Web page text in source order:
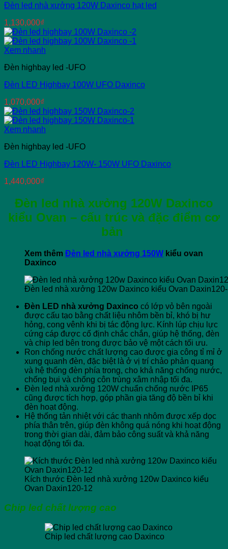
Đèn led nhà xưởng 120W Daxinco hạt led
1,130,000₫
Xem nhanh
Đèn highbay led -UFO
Đèn LED Highbay 100W UFO Daxinco
1,070,000₫
Xem nhanh
Đèn highbay led -UFO
Đèn LED Highbay 120W- 150W UFO Daxinco
1,440,000₫
Đèn led nhà xưởng 120W Daxinco
kiểu Ovan – cấu trúc và đặc điểm cơ
bản
Xem thêm Đèn led nhà xưởng 150W kiểu ovan
Daxinco
Đèn led nhà xưởng 120w Daxinco kiểu Ovan
Đèn LED nhà xưởng Daxinco có lớp vỏ bên ngoài
được cấu tạo bằng chất liệu nhôm bền bỉ, khó bị hư
hỏng, cong vênh khi bị tác động lực. Kính lúp chịu lực
cứng cáp được cố định chắc chắn, giúp hệ thống, đèn
và chip led bên trong được bảo vệ một cách tối ưu.
Ron chống nước chất lượng cao được gia công tỉ mỉ ở
xung quanh đèn, đặc biệt là ở vị trí chảo phản quang
và hệ thống đèn phía trong, cho khả năng chống nước,
chống bụi và chống côn trùng xâm nhập tối đa.
Đèn led nhà xưởng 120W chuẩn chống nước IP65
cũng được tích hợp, góp phần gia tăng độ bền bỉ khi
đèn hoạt động.
Hệ thống tản nhiệt với các thanh nhôm được xếp dọc
phía thân trên, giúp đèn không quá nóng khi hoạt động
trong thời gian dài, đảm bảo công suất và khả năng
hoạt động tối đa.
Kích thước Đèn led nhà xưởng 120w Daxinco kiểu
Ovan Daxin120-12
Chip led chất lượng cao
Chip led chất lượng cao Daxinco